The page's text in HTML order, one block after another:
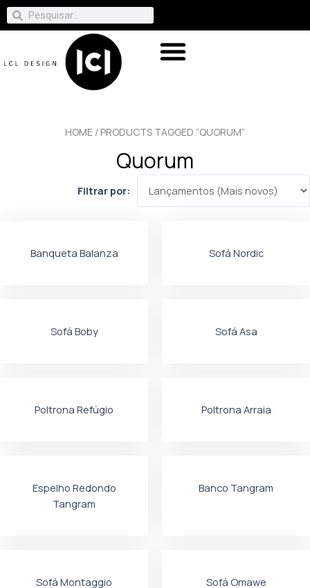
HOME / PRODUCTS TAGGED “QUORUM”
Quorum
Filtrar por:
Banqueta Balanza Sofá Nordic
Sofá Boby Sofá Asa
Poltrona Refúgio Poltrona Arraia
Espelho Redondo
Tangram
Banco Tangram
Sofá Montaggio Sofá Omawe